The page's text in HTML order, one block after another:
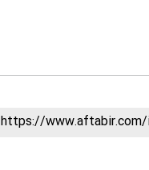
https://